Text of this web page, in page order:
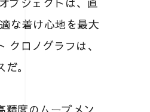
な着け心地を最大
ロノグラフは、
。